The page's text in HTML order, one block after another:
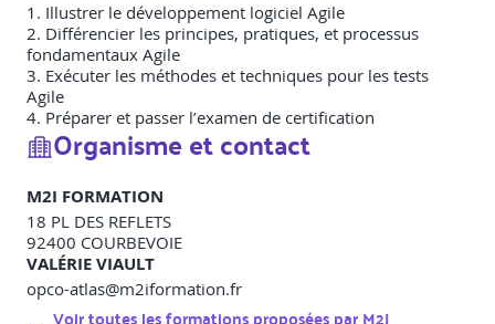
1. Illustrer le développement logiciel Agile
2. Différencier les principes, pratiques, et processus
fondamentaux Agile
3. Exécuter les méthodes et techniques pour les tests
Agile
4. Préparer et passer l’examen de certification
Organisme et contact
M2I FORMATION
18 PL DES REFLETS
92400 COURBEVOIE
VALÉRIE VIAULT
opco-atlas@m2iformation.fr